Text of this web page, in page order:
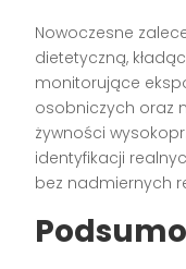
Nowoczesne
dietetyczną,
monitorujące
osobniczych oraz
żywności
identyfikacji
bez nadmiernych